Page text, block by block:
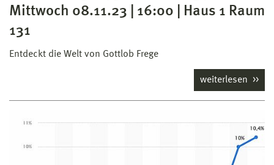
Mittwoch 08.11.23 | 16:00 | Haus 1 Raum
131
Entdeckt die Welt von Gottlob Frege
weiterlesen